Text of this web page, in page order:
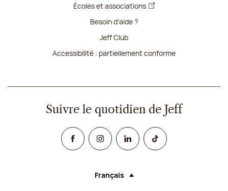
Écoles et associations
Besoin d'aide ?
Jeff Club
Accessibilité : partiellement conforme
Suivre le quotidien de Jeff
FacebookInstagramLinked InTikTok
Langue (sélectionner une option
Français